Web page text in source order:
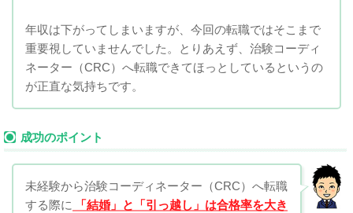
年収は下がってしまいますが、今回の転職ではそこまで
重要視していませんでした。とりあえず、治験コーディ
ネーター（CRC）へ転職できてほっとしているというの
が正直な気持ちです。
成功のポイント
未経験から治験コーディネーター（CRC）へ転職
する際に
「結婚」と「引っ越し」は合格率を大き